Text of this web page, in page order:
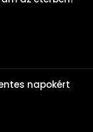
napokért